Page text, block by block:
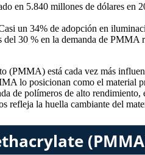
en 5.840 millones de dólares en
un 34% de adopción en
del 30 % en la demanda de
(PMMA) está cada vez más
lo posicionan como el material
de polímeros de alto
refleja la huella cambiante del